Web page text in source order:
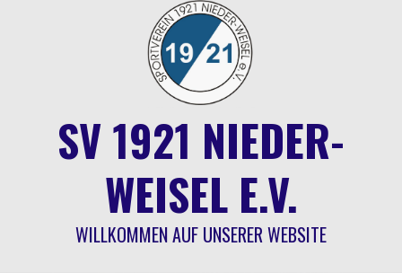
SV 1921 NIEDER-
WEISEL E.V.
WILLKOMMEN AUF UNSERER WEBSITE